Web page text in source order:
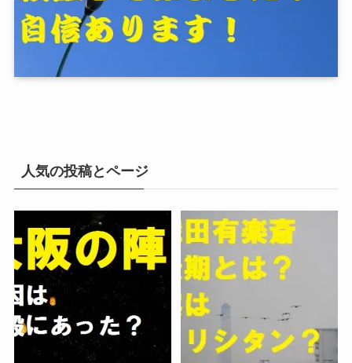
人気の投稿とページ